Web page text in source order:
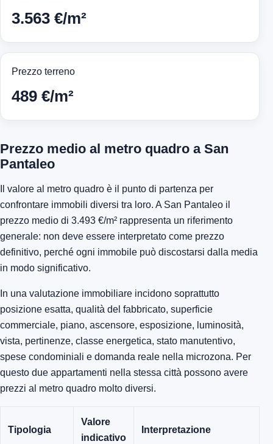
3.563 €/m²
Prezzo terreno
489 €/m²
Prezzo medio al metro quadro a San
Pantaleo
Il valore al metro quadro è il punto di partenza per
confrontare immobili diversi tra loro. A San Pantaleo il
prezzo medio di 3.493 €/m² rappresenta un riferimento
generale: non deve essere interpretato come prezzo
definitivo, perché ogni immobile può discostarsi dalla media
in modo significativo.
In una valutazione immobiliare incidono soprattutto
posizione esatta, qualità del fabbricato, superficie
commerciale, piano, ascensore, esposizione, luminosità,
vista, pertinenze, classe energetica, stato manutentivo,
spese condominiali e domanda reale nella microzona. Per
questo due appartamenti nella stessa città possono avere
prezzi al metro quadro molto diversi.
Tipologia
Valore
indicativo
Interpretazione